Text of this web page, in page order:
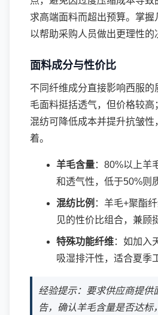
求高端面料而超出预算。掌握
以帮助采购人员做出更理性的
面料成分与性价比
不同纤维成分直接影响西服的
毛面料挺括透气，但价格较高
混纺可降低成本并提升抗皱性
着。
羊毛含量：80%以上羊
和透气性，低于50%则
混纺比例 ：羊毛+聚酯
见的性价比组合，兼顾
特殊功能纤维：如加入
吸湿排汗性，适合夏季
经验提示：要求供应商提供
告，确认羊毛含量是否达标